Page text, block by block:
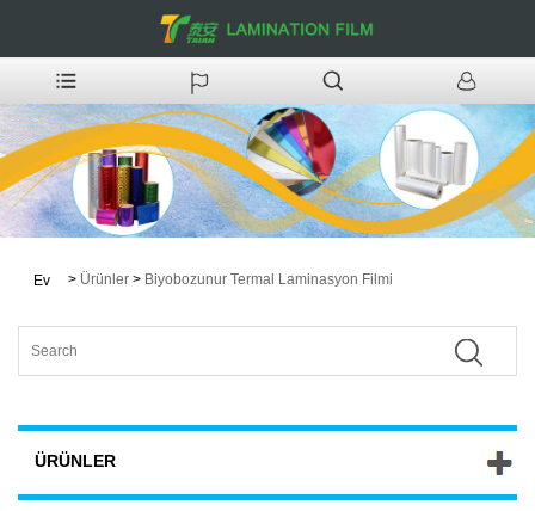
Ev > Ürünler > Biyobozunur Termal Laminasyon Filmi
ÜRÜNLER